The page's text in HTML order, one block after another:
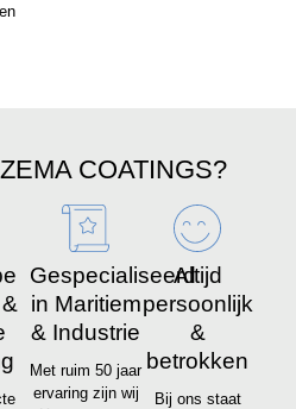
COATINGS?
Gespecialiseerd
in Maritiem
& Industrie
Met ruim 50 jaar
ervaring zijn wij
Altijd
persoonlijk
&
betrokken
Bij ons staat